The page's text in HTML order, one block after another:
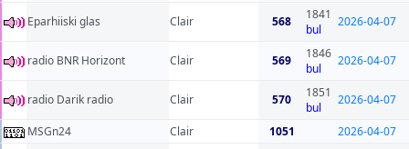
Eparhiiski glas Clair 568
1841
bul
2026-04-07
radio BNR Horizont Clair 569
1846
bul
2026-04-07
radio Darik radio Clair 570
1851
bul
2026-04-07
MSGn24 Clair 1051
2026-04-07